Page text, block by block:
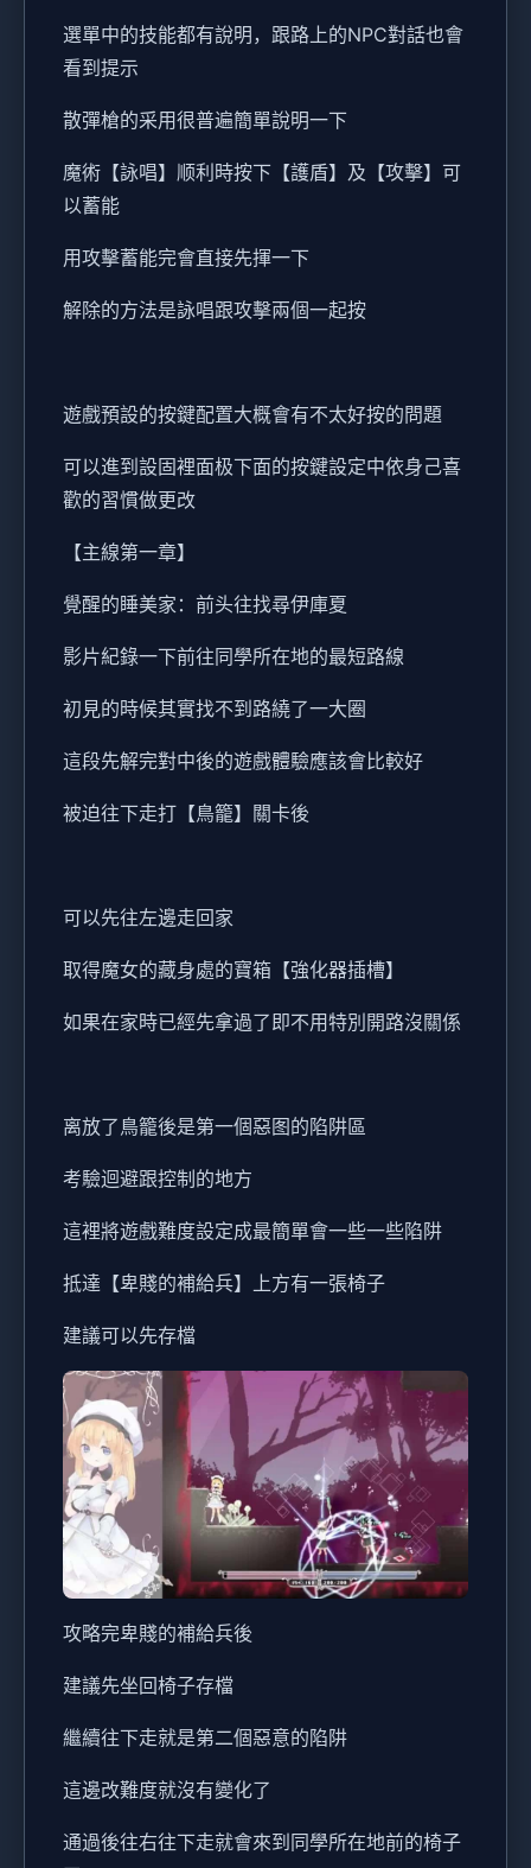
選單中的技能都有說明，跟路上的NPC對話也會
看到提示
散彈槍的采用很普遍簡單說明一下
魔術【詠唱】顺利時按下【護盾】及【攻擊】可
以蓄能
用攻擊蓄能完會直接先揮一下
解除的方法是詠唱跟攻擊兩個一起按
遊戲預設的按鍵配置大概會有不太好按的問題
可以進到設固裡面极下面的按鍵設定中依身己喜
歡的習慣做更改
【主線第一章】
覺醒的睡美家：前头往找尋伊庫夏
影片紀錄一下前往同學所在地的最短路線
初見的時候其實找不到路繞了一大圈
這段先解完對中後的遊戲體驗應該會比較好
被迫往下走打【鳥籠】關卡後
可以先往左邊走回家
取得魔女的藏身處的寶箱【強化器插槽】
如果在家時已經先拿過了即不用特別開路沒關係
离放了鳥籠後是第一個惡图的陷阱區
考驗迴避跟控制的地方
這裡將遊戲難度設定成最簡單會一些一些陷阱
抵達【卑賤的補給兵】上方有一張椅子
建議可以先存檔
攻略完卑賤的補給兵後
建議先坐回椅子存檔
繼續往下走就是第二個惡意的陷阱
這邊改難度就沒有變化了
通過後往右往下走就會來到同學所在地前的椅子